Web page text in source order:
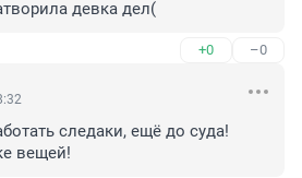
девка дел(
+0 –0
следаки, ещё до суда!
вещей!